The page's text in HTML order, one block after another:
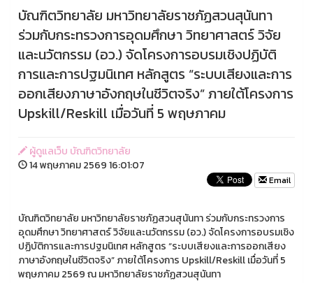
บัณฑิตวิทยาลัย มหาวิทยาลัยราชภัฏสวนสุนันทา
ร่วมกับกระทรวงการอุดมศึกษา วิทยาศาสตร์ วิจัย
และนวัตกรรม (อว.) จัดโครงการอบรมเชิงปฏิบัติ
การและการปฐมนิเทศ หลักสูตร “ระบบเสียงและการ
ออกเสียงภาษาอังกฤษในชีวิตจริง” ภายใต้โครงการ
Upskill/Reskill เมื่อวันที่ 5 พฤษภาคม
ผู้ดูแลเว็บ บัณฑิตวิทยาลัย
14 พฤษภาคม 2569 16:01:07
Email
บัณฑิตวิทยาลัย มหาวิทยาลัยราชภัฏสวนสุนันทา ร่วมกับกระทรวงการ
อุดมศึกษา วิทยาศาสตร์ วิจัยและนวัตกรรม (อว.) จัดโครงการอบรมเชิง
ปฏิบัติการและการปฐมนิเทศ หลักสูตร “ระบบเสียงและการออกเสียง
ภาษาอังกฤษในชีวิตจริง” ภายใต้โครงการ Upskill/Reskill เมื่อวันที่ 5
พฤษภาคม 2569 ณ มหาวิทยาลัยราชภัฏสวนสุนันทา